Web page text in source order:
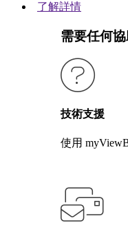
了解詳情
需要任何協
技術支援
使用